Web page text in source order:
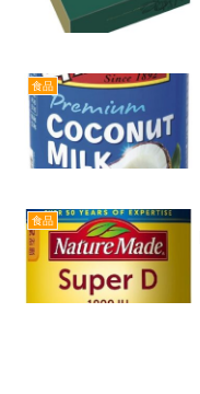
食品
食品